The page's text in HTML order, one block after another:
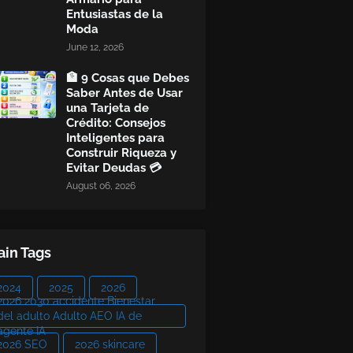
Entusiastas de la
Moda
June 12, 2026
🏦 9 Cosas que Debes
Saber Antes de Usar
una Tarjeta de
Crédito: Consejos
Inteligentes para
Construir Riqueza y
Evitar Deudas 💳
August 06, 2026
Tags
2025
2026
2030 accidente Bienestar
adulto Adulto AEO IA de
IA
SEO
2026 skincare